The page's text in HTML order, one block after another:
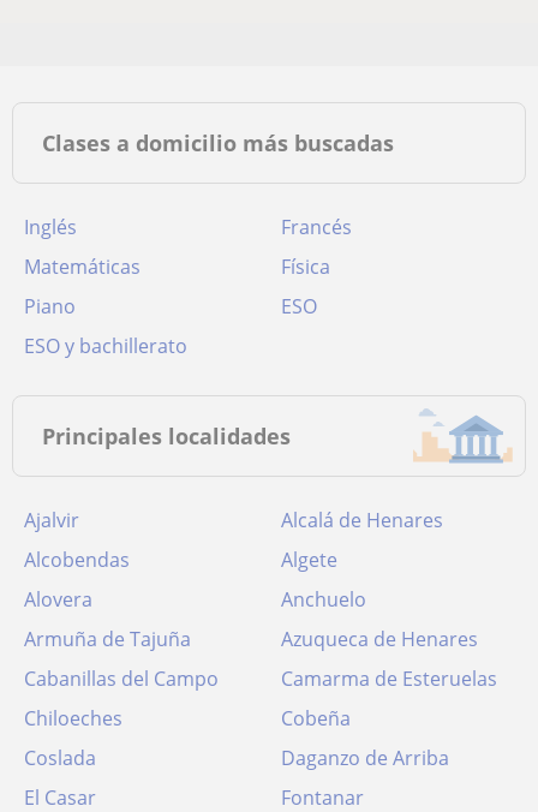
Clases a domicilio más buscadas
Inglés
Francés
Matemáticas
Física
Piano
ESO
ESO y bachillerato
Principales localidades
Ajalvir
Alcalá de Henares
Alcobendas
Algete
Alovera
Anchuelo
Armuña de Tajuña
Azuqueca de Henares
Cabanillas del Campo
Camarma de Esteruelas
Chiloeches
Cobeña
Coslada
Daganzo de Arriba
El Casar
Fontanar